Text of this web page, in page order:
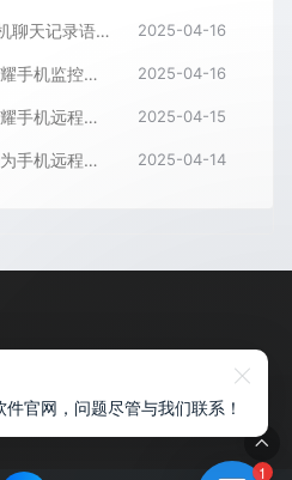
教你远程监听别人华为手机聊天记录语音通话内容 2025-04-16
华为荣耀手机监控软件,荣耀手机监控微信聊天记录APP 2025-04-16
荣耀手机监控定位追踪,荣耀手机远程监控同屏APP 2025-04-15
华为手机同屏监控软件,华为手机远程监控APP 2025-04-14
正版的软件下载平台,拥有业内资深软件开
亲测,为每位会员用户提供安全可靠的应
。
1
官网，问题尽管与我们联系！